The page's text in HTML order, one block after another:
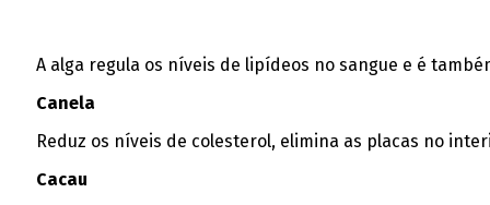
A alga regula os níveis de lipídeos no sangue e é
Canela
Reduz os níveis de colesterol, elimina as placas no
Cacau